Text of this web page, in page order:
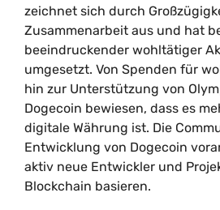
zeichnet sich durch
Zusammenarbeit aus und hat
beeindruckender wohltätiger
umgesetzt. Von Spenden für
hin zur Unterstützung von
Dogecoin bewiesen, dass es
digitale Währung ist. Die
Entwicklung von Dogecoin
aktiv neue Entwickler und
Blockchain basieren.